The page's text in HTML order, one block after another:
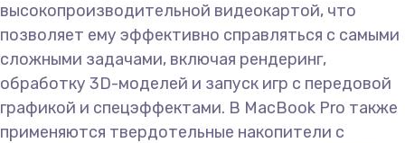
высокопроизводительной видеокартой, что
позволяет ему эффективно справляться с самыми
сложными задачами, включая рендеринг,
обработку 3D-моделей и запуск игр с передовой
графикой и спецэффектами. В MacBook Pro также
применяются твердотельные накопители с